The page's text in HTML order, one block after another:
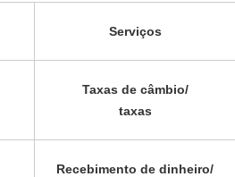
Serviços
Taxas de câmbio/
taxas
Recebimento de dinheiro/